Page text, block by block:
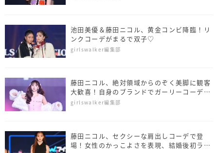
池田美優＆藤田ニコル、黄金コンビ降臨！リ
ンクコーデがまるで双子♡
girlswalker編集部
藤田ニコル、絶対領域からのぞく美脚に観客
大歓喜！自身のブランドでガーリーコーデを
披露
girlswalker編集部
藤田ニコル、セクシーな肩出しコーデで登
場！女性のかっこよさを表現、結婚後初ラン